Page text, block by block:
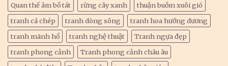
Quan thế âm bồ tát
rừng cây xanh
thuận buồm xuôi gió
tranh cá chép
tranh dòng sông
tranh hoa hướng dương
tranh mãnh hổ
tranh nghệ thuật
Tranh ngựa đẹp
tranh phong cảnh
Tranh phong cảnh châu âu